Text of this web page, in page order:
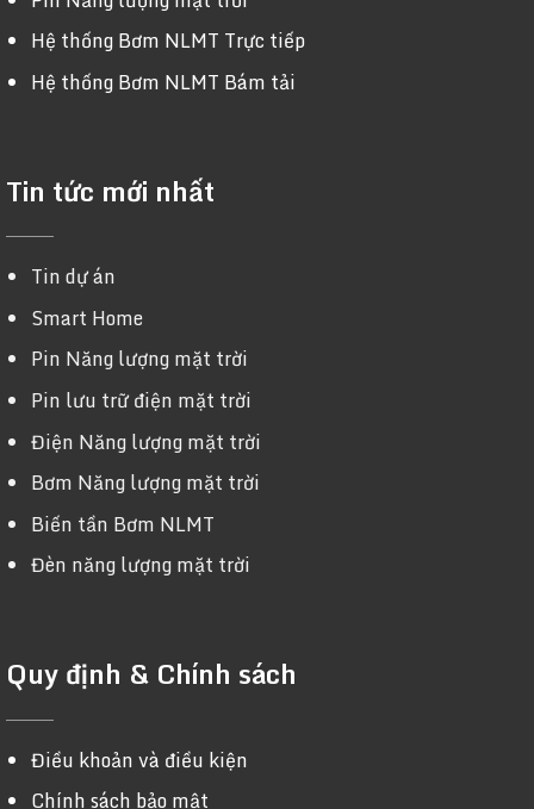
Hệ thống Bơm NLMT Trực tiếp
Hệ thống Bơm NLMT Bám tải
Tin tức mới nhất
Tin dự án
Smart Home
Pin Năng lượng mặt trời
Pin lưu trữ điện mặt trời
Điện Năng lượng mặt trời
Bơm Năng lượng mặt trời
Biến tần Bơm NLMT
Đèn năng lượng mặt trời
Quy định & Chính sách
Điều khoản và điều kiện
Chính sách bảo mật